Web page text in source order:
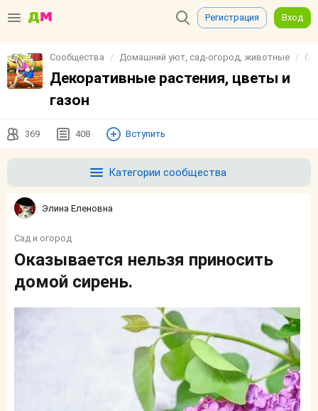
Регистрация Вход
Сообщества Домашний уют, сад-огород, животные
Декоративные растения, цветы и
газон
369 408 Вступить
Категории сообщества
Элина Еленовна
Сад и огород
Оказывается нельзя приносить
домой сирень.